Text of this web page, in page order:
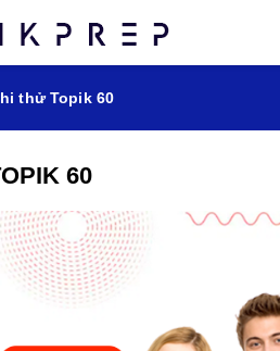
thử Topik 60
60